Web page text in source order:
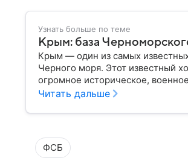
Узнать больше по теме
Крым: база
Крым — один из самых
Черного моря. Этот известный
огромное историческое,
переходил от одного
Читать дальше
ФСБ